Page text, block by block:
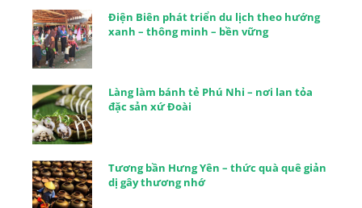
Điện Biên phát triển du lịch theo hướng
xanh – thông minh – bền vững
Làng làm bánh tẻ Phú Nhi – nơi lan tỏa
đặc sản xứ Đoài
Tương bần Hưng Yên – thức quà quê giản
dị gây thương nhớ